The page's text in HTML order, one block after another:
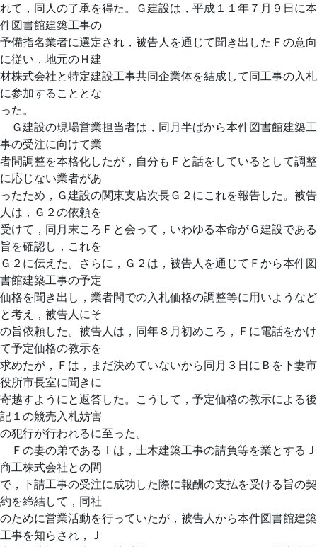
れて，同人の了承を得た。Ｇ建設は，平成１１年７月９日に本
件図書館建築工事の
予備指名業者に選定され，被告人を通じて聞き出したＦの意向
に従い，地元のＨ建
材株式会社と特定建設工事共同企業体を結成して同工事の入札
に参加することとな
った。
Ｇ建設の現場営業担当者は，同月半ばから本件図書館建築工
事の受注に向けて業
者間調整を本格化したが，自分もＦと話をしているとして調整
に応じない業者があ
ったため，Ｇ建設の関東支店次長Ｇ２にこれを報告した。被告
人は，Ｇ２の依頼を
受けて，同月末ころＦと会って，いわゆる本命がＧ建設である
旨を確認し，これを
Ｇ２に伝えた。さらに，Ｇ２は，被告人を通じてＦから本件図
書館建築工事の予定
価格を聞き出し，業者間での入札価格の調整等に用いようなど
と考え，被告人にそ
の旨依頼した。被告人は，同年８月初めころ，Ｆに電話をかけ
て予定価格の教示を
求めたが，Ｆは，まだ決めていないから同月３日にＢを下妻市
役所市長室に聞きに
寄越すようにと返答した。こうして，予定価格の教示による後
記１の競売入札妨害
の犯行が行われるに至った。
Ｆの妻の弟であるＩは，土木建築工事の請負等を業とするＪ
商工株式会社との間
で，下請工事の受注に成功した際に報酬の支払を受ける旨の契
約を締結して，同社
のために営業活動を行っていたが，被告人から本件図書館建築
工事を知らされ，Ｊ